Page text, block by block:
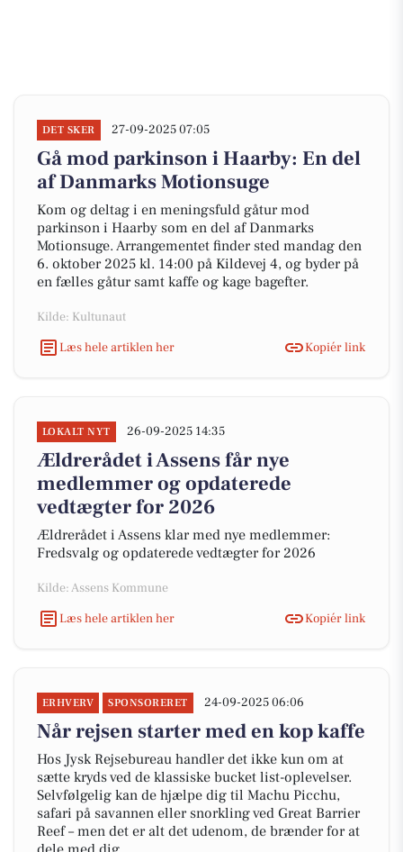
DET SKER 27-09-2025 07:05
Gå mod parkinson i Haarby: En del
af Danmarks Motionsuge
Kom og deltag i en meningsfuld gåtur mod
parkinson i Haarby som en del af Danmarks
Motionsuge. Arrangementet finder sted mandag den
6. oktober 2025 kl. 14:00 på Kildevej 4, og byder på
en fælles gåtur samt kaffe og kage bagefter.
Kilde: Kultunaut
Læs hele artiklen her
Kopiér link
LOKALT NYT 26-09-2025 14:35
Ældrerådet i Assens får nye
medlemmer og opdaterede
vedtægter for 2026
Ældrerådet i Assens klar med nye medlemmer:
Fredsvalg og opdaterede vedtægter for 2026
Kilde: Assens Kommune
Læs hele artiklen her
Kopiér link
ERHVERV SPONSORERET 24-09-2025 06:06
Når rejsen starter med en kop kaffe
Hos Jysk Rejsebureau handler det ikke kun om at
sætte kryds ved de klassiske bucket list-oplevelser.
Selvfølgelig kan de hjælpe dig til Machu Picchu,
safari på savannen eller snorkling ved Great Barrier
Reef – men det er alt det udenom, de brænder for at